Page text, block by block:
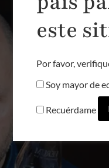
este
Por favor,
Soy mayor de
Recuérdame